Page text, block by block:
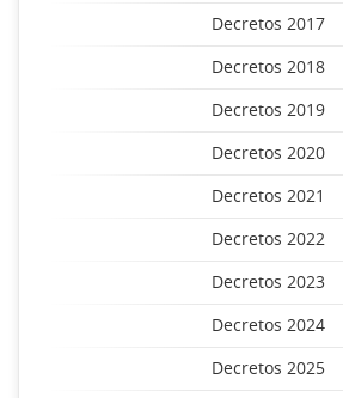
Decretos 2017
Decretos 2018
Decretos 2019
Decretos 2020
Decretos 2021
Decretos 2022
Decretos 2023
Decretos 2024
Decretos 2025